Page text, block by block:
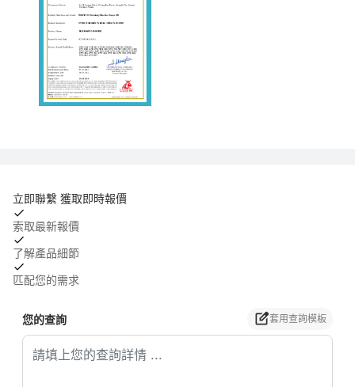
立即聯繫 獲取即時報價
索取最新報價
了解產品細節
匹配您的需求
您的查詢 套用查詢模板